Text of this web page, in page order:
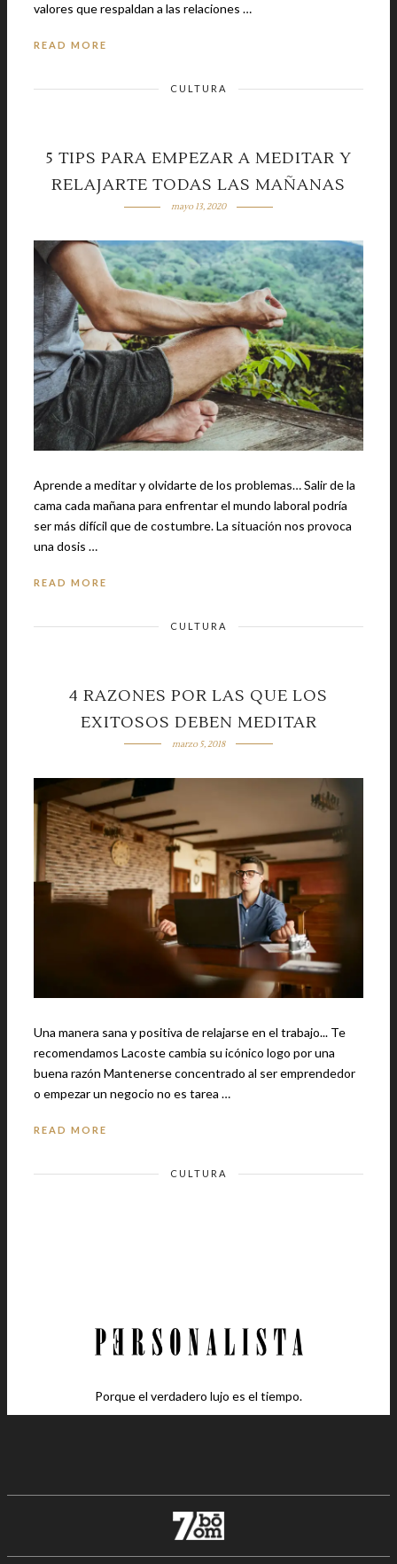
valores que respaldan a las relaciones …
READ MORE
CULTURA
5 TIPS PARA EMPEZAR A MEDITAR Y
RELAJARTE TODAS LAS MAÑANAS
mayo 13, 2020
Aprende a meditar y olvidarte de los problemas… Salir de la
cama cada mañana para enfrentar el mundo laboral podría
ser más difícil que de costumbre. La situación nos provoca
una dosis …
READ MORE
CULTURA
4 RAZONES POR LAS QUE LOS
EXITOSOS DEBEN MEDITAR
marzo 5, 2018
Una manera sana y positiva de relajarse en el trabajo... Te
recomendamos Lacoste cambia su icónico logo por una
buena razón Mantenerse concentrado al ser emprendedor
o empezar un negocio no es tarea …
READ MORE
CULTURA
Porque el verdadero lujo es el tiempo.